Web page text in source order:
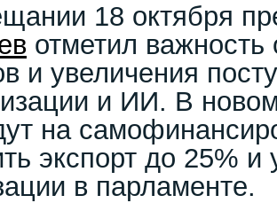
18 октября
отметил важность
и увеличения
и ИИ. В
на
экспорт до 25% и
в парламенте.